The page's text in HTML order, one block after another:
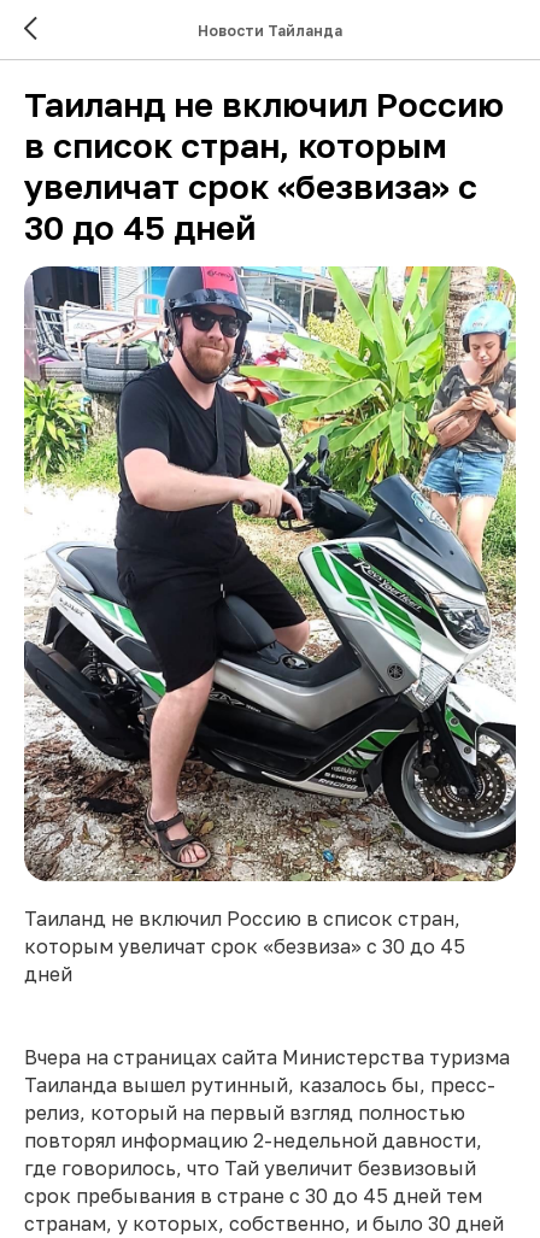
Новости Тайланда
Таиланд не включил Россию
в список стран, которым
увеличат срок «безвиза» с
30 до 45 дней
Таиланд не включил Россию в список стран,
которым увеличат срок «безвиза» с 30 до 45
дней
Вчера на страницах сайта Министерства туризма
Таиланда вышел рутинный, казалось бы, пресс-
релиз, который на первый взгляд полностью
повторял информацию 2-недельной давности,
где говорилось, что Тай увеличит безвизовый
срок пребывания в стране с 30 до 45 дней тем
странам, у которых, собственно, и было 30 дней